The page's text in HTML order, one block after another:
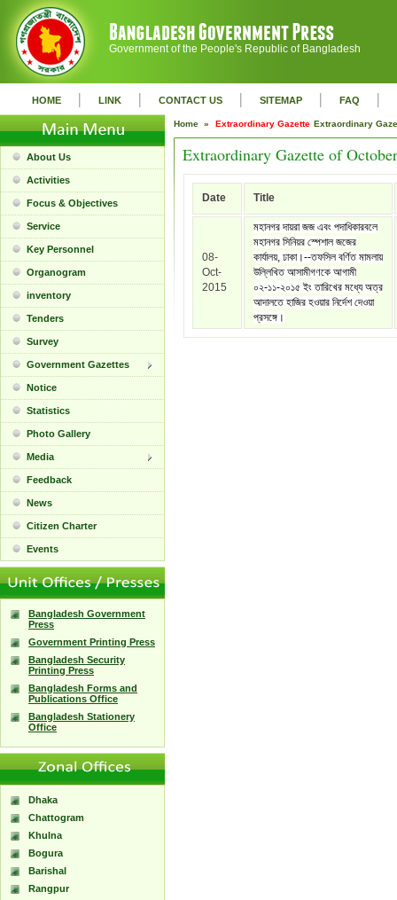
Government of the People's Republic of Bangladesh
HOME | LINK | CONTACT US | SITEMAP | FAQ |
About Us
Activities
Focus & Objectives
Service
Key Personnel
Organogram
inventory
Tenders
Survey
Government Gazettes
Notice
Statistics
Photo Gallery
Media
Feedback
News
Citizen Charter
Events
Bangladesh Government
Press
Government Printing Press
Bangladesh Security
Printing Press
Bangladesh Forms and
Publications Office
Bangladesh Stationery
Office
Dhaka
Chattogram
Khulna
Bogura
Barishal
Rangpur
Home » Extraordinary Gazette Extraordinary
Extraordinary Gazette of
Date Title
08-
Oct-
2015
মহানগর দায়রা জজ এবং পদাধিকারবলে
মহানগর সিনিয়র স্পেশাল জজের
কার্যালয়, ঢাকা।--তফসিল বর্ণিত মামলায়
উল্লিখিত আসামীগণকে আগামী
০২-১১-২০১৫ ইং তারিখের মধ্যে অত্র
আদালতে হাজির হওয়ার নির্দেশ দেওয়া
প্রসঙ্গে।